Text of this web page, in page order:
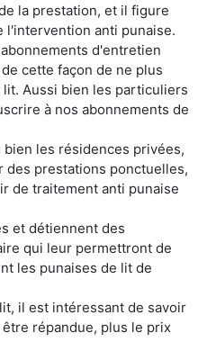
la prestation, et il figure
l'intervention anti punaise.
d'entretien
cette façon de ne plus
Aussi bien les particuliers
à nos abonnements de
les résidences privées,
des prestations ponctuelles,
de traitement anti punaise
et détiennent des
qui leur permettront de
les punaises de lit de
il est intéressant de savoir
répandue, plus le prix